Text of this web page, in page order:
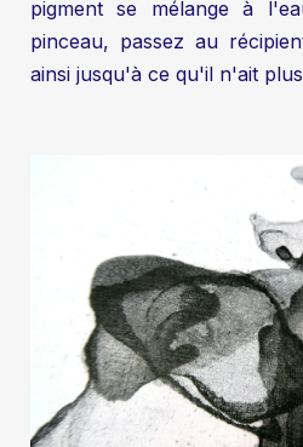
pigment se mélange à
pinceau, passez au
ainsi jusqu'à ce qu'il n'ait